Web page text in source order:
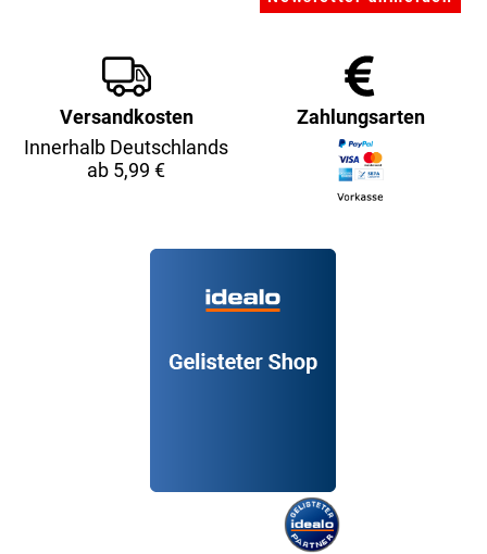
Versandkosten
Innerhalb Deutschlands
ab 5,99 €
Zahlungsarten